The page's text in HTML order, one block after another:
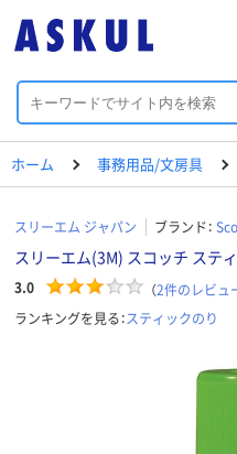
ホーム 事務用品/文房具
スリーエム ジャパン ブランド：
スリーエム(3M) スコッチ ステ
3.0 （2件のレビュ
ランキングを見る：スティックのり